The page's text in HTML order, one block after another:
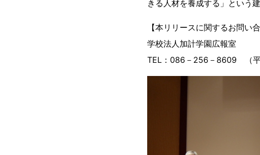
きる人材を養成する」という
【本リリースに関するお問い合
学校法人加計学園広報室
TEL：086－256－8609 （平